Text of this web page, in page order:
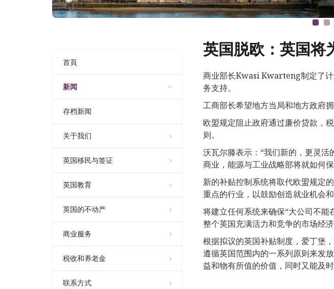
首頁
新闻
存档新闻
关于我们
英国移民与签证
英国教育
英国的不动产
商业服务
税收和养老金
联系方式
英国脱欧：英国将
商业部长Kwasi Kwarteng制定了计
务支持。
工商部长希望地方当局和地方政府拥
欧盟规定阻止政府通过廉价贷款，
则。
沃瓦尔滕表示：“我们新的，更灵
商业，能源与工业战略部将就如何
新的补贴控制系统将取代欧盟规定
重点的行业，以鼓励创造就业机会
将建立任何系统来确保“大公司不
整个英国充满活力和竞争的市场经济
根据拟议的英国补贴制度，爱丁堡
遵循英国范围内的一系列原则来发
益和物有所值的价值，同时又能及时